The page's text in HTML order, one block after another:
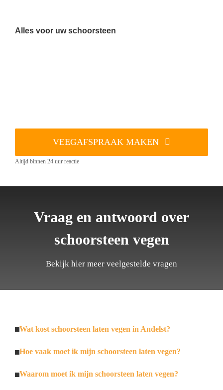
Alles voor uw schoorsteen
VEEGAFSPRAAK MAKEN
Altijd binnen 24 uur reactie
Vraag en antwoord over
schoorsteen vegen
Bekijk hier meer veelgestelde vragen
Wat kost schoorsteen laten vegen in Andelst?
Hoe vaak moet ik mijn schoorsteen laten vegen?
Waarom moet ik mijn schoorsteen laten vegen?